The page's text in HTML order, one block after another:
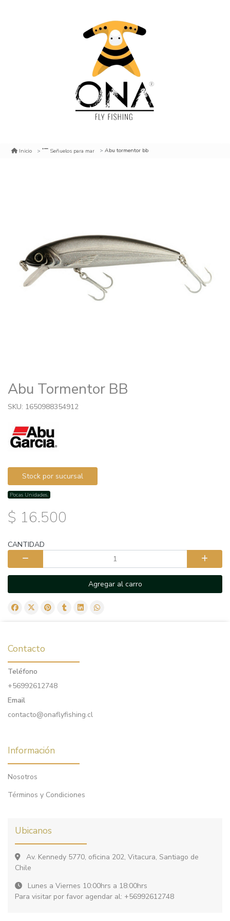
Inicio Señuelos para mar Abu tormentor bb
Abu Tormentor BB
SKU: 1650988354912
Stock por sucursal
Pocas Unidades.
$ 16.500
CANTIDAD
Agregar al carro
Contacto
Teléfono
+56992612748
Email
contacto@onaflyfishing.cl
Información
Nosotros
Términos y Condiciones
Ubicanos
Av. Kennedy 5770, oficina 202, Vitacura, Santiago de
Chile
Lunes a Viernes 10:00hrs a 18:00hrs
Para visitar por favor agendar al: +56992612748